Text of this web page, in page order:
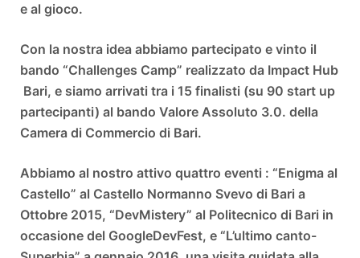
e al gioco.
Con la nostra idea abbiamo partecipato e vinto il
bando “Challenges Camp” realizzato da Impact Hub
Bari, e siamo arrivati tra i 15 finalisti (su 90 start up
partecipanti) al bando Valore Assoluto 3.0. della
Camera di Commercio di Bari.
Abbiamo al nostro attivo quattro eventi : “Enigma al
Castello” al Castello Normanno Svevo di Bari a
Ottobre 2015, “DevMistery” al Politecnico di Bari in
occasione del GoogleDevFest, e “L’ultimo canto-